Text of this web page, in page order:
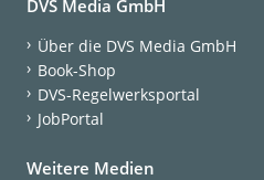
DVS Media GmbH
Über die DVS Media GmbH
Book-Shop
DVS-Regelwerksportal
JobPortal
Weitere Medien